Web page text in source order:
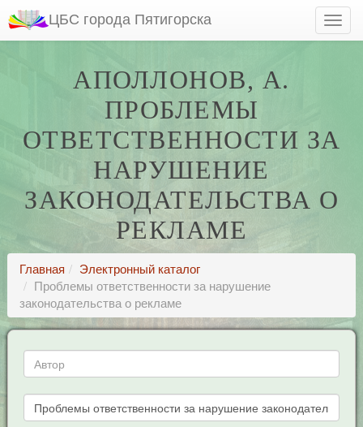
ЦБС города Пятигорска
АПОЛЛОНОВ, А.
ПРОБЛЕМЫ
ОТВЕТСТВЕННОСТИ ЗА
НАРУШЕНИЕ
ЗАКОНОДАТЕЛЬСТВА О
РЕКЛАМЕ
Главная
Электронный каталог
Проблемы ответственности за нарушение
законодательства о рекламе